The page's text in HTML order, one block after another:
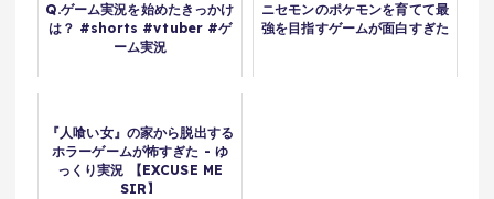
Q.ゲーム実況を始めたきっかけ
は？ #shorts #vtuber #ゲ
ーム実況
ニセモンのポケモンを育てて最
強を目指すゲームが面白すぎた
『人喰い女』の家から脱出する
ホラーゲームが怖すぎた - ゆ
っくり実況 【EXCUSE ME
SIR】